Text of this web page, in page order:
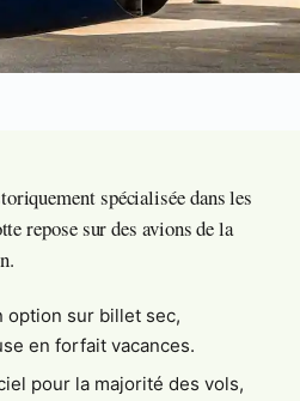
spécialisée dans les
repose sur des avions de la
option sur billet sec,
en forfait vacances.
pour la majorité des vols,